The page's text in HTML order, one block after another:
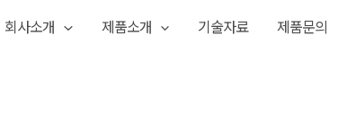
회사소개 제품소개 기술자료 제품문의